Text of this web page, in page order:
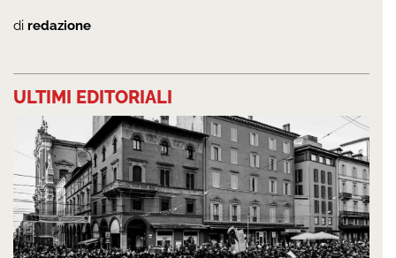
di redazione
ULTIMI EDITORIALI